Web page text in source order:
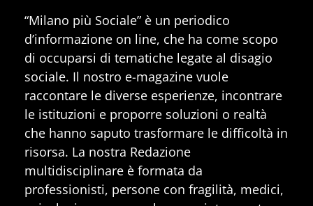
“Milano più Sociale” è un periodico
d’informazione on line, che ha come scopo
di occuparsi di tematiche legate al disagio
sociale. Il nostro e-magazine vuole
raccontare le diverse esperienze, incontrare
le istituzioni e proporre soluzioni o realtà
che hanno saputo trasformare le difficoltà in
risorsa. La nostra Redazione
multidisciplinare è formata da
professionisti, persone con fragilità, medici,